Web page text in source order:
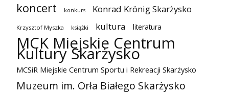
koncert konkurs Konrad Krönig Skarżysko
Krzysztof Myszka książki kultura literatura
MCK Miejskie Centrum
Kultury Skarżysko
MCSiR Miejskie Centrum Sportu i Rekreacji Skarżysko
Muzeum im. Orła Białego Skarżysko